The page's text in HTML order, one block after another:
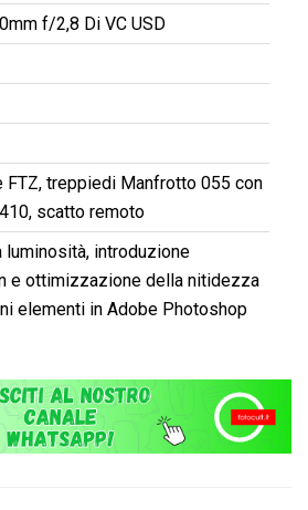
f/2,8 Di VC USD
FTZ, treppiedi Manfrotto 055 con
scatto remoto
luminosità, introduzione
e ottimizzazione della nitidezza
elementi in Adobe Photoshop